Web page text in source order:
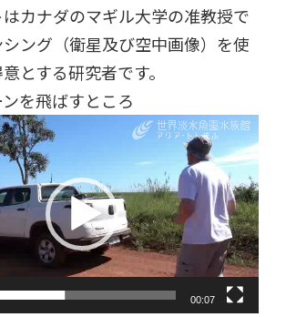
カナダのマギル大学の准教授で
ング（衛星及び空中画像）を使
とする研究者です。
を飛ばすところ
00:07